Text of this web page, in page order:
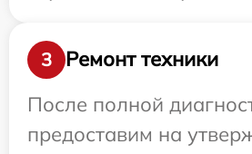
3
Ремонт техники
После полной
предоставим на